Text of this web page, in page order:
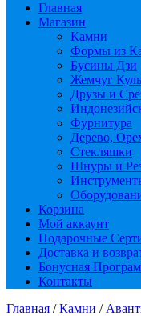
Главная
Магазин
Камни
Формы из
Бусины Дзи
Жемчуг
Друзы и
Фурнитура
Дерево,
Стекляшки
Шнуры и
Корзина
Мой аккаунт
Подарочные
Доставка и
Бонусная
Контакты
Главная /Камни /